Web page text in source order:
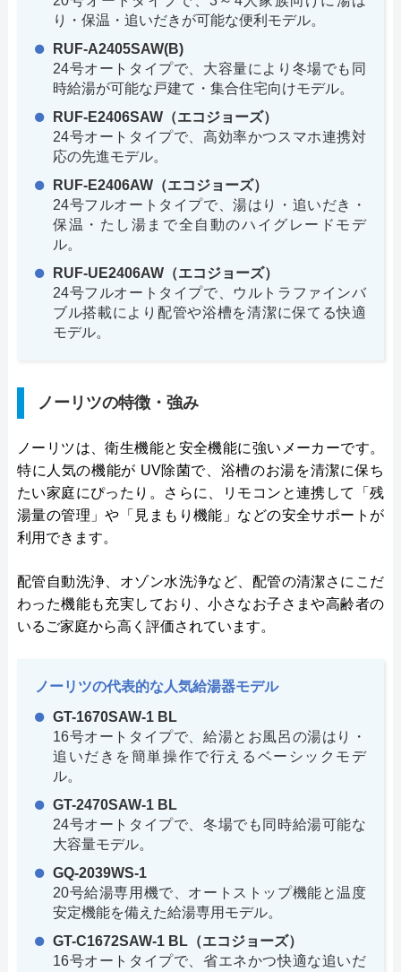
り・保温・追いだきが可能な便利モデル。
RUF-A2405SAW(B)
24号オートタイプで、大容量により冬場でも同
時給湯が可能な戸建て・集合住宅向けモデル。
RUF-E2406SAW（エコジョーズ）
24号オートタイプで、高効率かつスマホ連携対
応の先進モデル。
RUF-E2406AW（エコジョーズ）
24号フルオートタイプで、湯はり・追いだき・
保温・たし湯まで全自動のハイグレードモデ
ル。
RUF-UE2406AW（エコジョーズ）
24号フルオートタイプで、ウルトラファインバ
ブル搭載により配管や浴槽を清潔に保てる快適
モデル。
ノーリツの特徴・強み
ノーリツは、衛生機能と安全機能に強いメーカーです。
特に人気の機能が UV除菌で、浴槽のお湯を清潔に保ち
たい家庭にぴったり。さらに、リモコンと連携して「残
湯量の管理」や「見まもり機能」などの安全サポートが
利用できます。
配管自動洗浄、オゾン水洗浄など、配管の清潔さにこだ
わった機能も充実しており、小さなお子さまや高齢者の
いるご家庭から高く評価されています。
ノーリツの代表的な人気給湯器モデル
GT-1670SAW-1 BL
16号オートタイプで、給湯とお風呂の湯はり・
追いだきを簡単操作で行えるベーシックモデ
ル。
GT-2470SAW-1 BL
24号オートタイプで、冬場でも同時給湯可能な
大容量モデル。
GQ-2039WS-1
20号給湯専用機で、オートストップ機能と温度
安定機能を備えた給湯専用モデル。
GT-C1672SAW-1 BL（エコジョーズ）
16号オートタイプで、省エネかつ快適な追いだ